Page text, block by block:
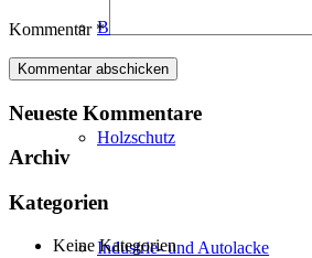
Bautenlacke
Holzschutz
Industrie- und Autolacke
Kommentar *
Neueste Kommentare
Archiv
Kategorien
Keine Kategorien